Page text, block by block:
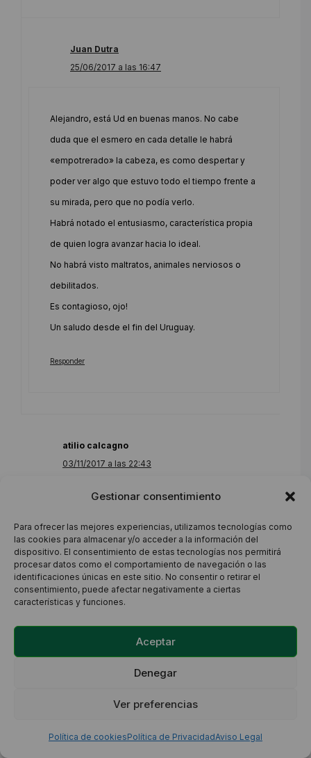
Gestionar consentimiento
Para ofrecer las mejores experiencias, utilizamos tecnologías como
las cookies para almacenar y/o acceder a la información del
dispositivo. El consentimiento de estas tecnologías nos permitirá
procesar datos como el comportamiento de navegación o las
identificaciones únicas en este sitio. No consentir o retirar el
consentimiento, puede afectar negativamente a ciertas
características y funciones.
Aceptar
Denegar
Ver preferencias
Política de cookiesPolítica de PrivacidadAviso Legal
Juan Dutra
25/06/2017 a las 16:47
Alejandro, está Ud en buenas manos. No cabe
duda que el esmero en cada detalle le habrá
«empotrerado» la cabeza, es como despertar y
poder ver algo que estuvo todo el tiempo frente a
su mirada, pero que no podía verlo.
Habrá notado el entusiasmo, característica propia
de quien logra avanzar hacia lo ideal.
No habrá visto maltratos, animales nerviosos o
debilitados.
Es contagioso, ojo!
Un saludo desde el fin del Uruguay.
Responder
atilio calcagno
03/11/2017 a las 22:43
los pastos indiscutiblemente. Ahora, mucho me
llama la atención de como se describen los milagros
que produce al año o a los pocos años de
implantado , es poco creíble y creo yo poco serio ,
empezar a aplicarlo. Hay un viejo dicho que expresa
números» . El campo natural, esa gran bondad que
nos dio la naturaleza, tiene una increíble cantidad de
invierno crece insignificantemente, apliques el